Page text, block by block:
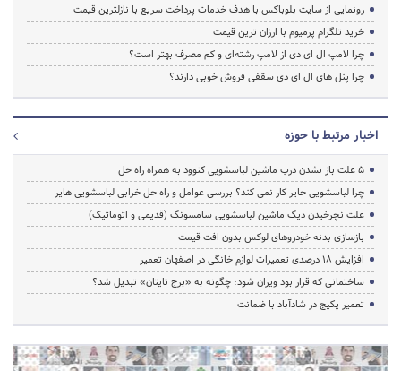
رونمایی از سایت بلوباکس با هدف خدمات پرداخت سریع با نازلترین قیمت
خرید تلگرام پرمیوم با ارزان ترین قیمت
چرا لامپ ال ای دی از لامپ رشته‌ای و کم مصرف بهتر است؟
چرا پنل های ال ای دی سقفی فروش خوبی دارند؟
اخبار مرتبط با حوزه
5 علت باز نشدن درب ماشین لباسشویی کنوود به همراه راه حل
چرا لباسشویی حایر کار نمی کند؟ بررسی عوامل و راه حل خرابی لباسشویی هایر
علت نچرخیدن دیگ ماشین لباسشویی سامسونگ (قدیمی و اتوماتیک)
بازسازی بدنه خودروهای لوکس بدون افت قیمت
افزایش ۱۸ درصدی تعمیرات لوازم خانگی در اصفهان تعمیر
ساختمانی که قرار بود ویران شود؛ چگونه به «برج تایتان» تبدیل شد؟
تعمیر پکیج در شادآباد با ضمانت